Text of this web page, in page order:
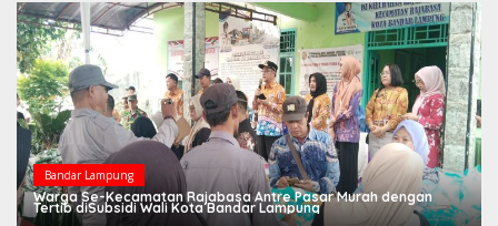
Bandar Lampung
Warga Se-Kecamatan Rajabasa Antre Pasar Murah dengan
Tertib diSubsidi Wali Kota Bandar Lampung